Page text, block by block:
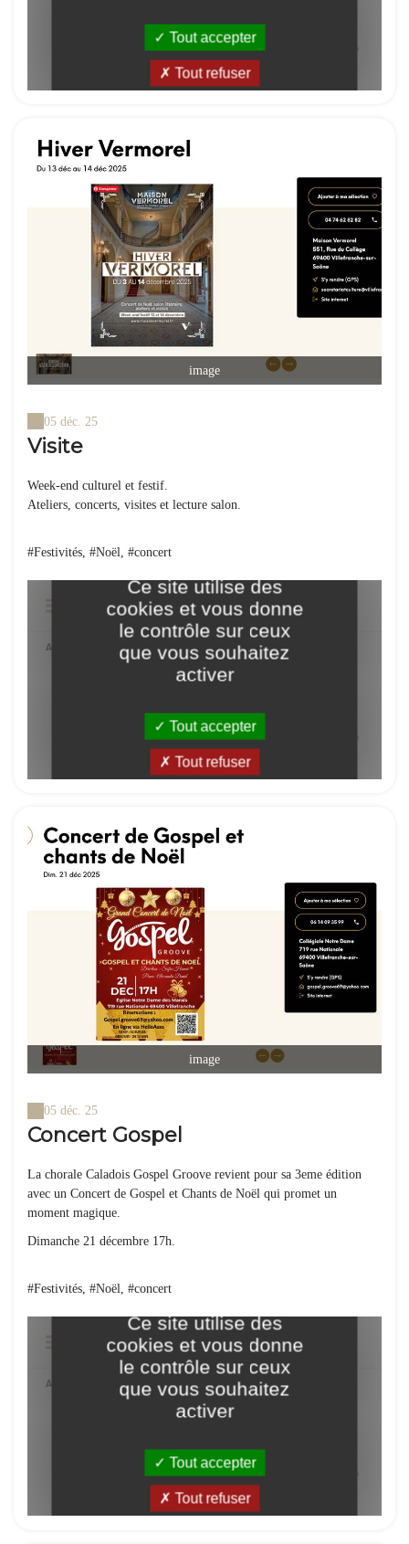
image
05 déc. 25
Visite
Week-end culturel et festif.
Ateliers, concerts, visites et lecture salon.
#Festivités, #Noël, #concert
image
05 déc. 25
Concert Gospel
La chorale Caladois Gospel Groove revient pour sa 3eme édition
avec un Concert de Gospel et Chants de Noël qui promet un
moment magique.
Dimanche 21 décembre 17h.
#Festivités, #Noël, #concert